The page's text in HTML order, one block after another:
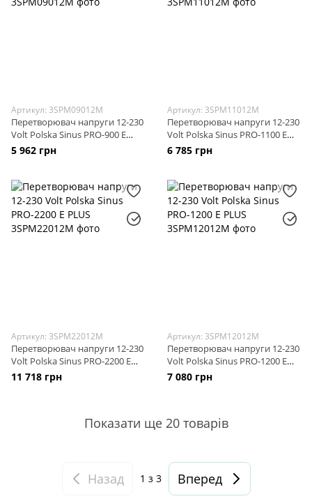
Артикул: 3SPM09012M
Перетворювач напруги 12-230
Volt Polska Sinus PRO-900 E
PLUS
5 962 грн
Артикул: 3SPM11012M
Перетворювач напруги 12-230
Volt Polska Sinus PRO-1100 E
PLUS
6 785 грн
Артикул: 3SPM22012M
Перетворювач напруги 12-230
Volt Polska Sinus PRO-2200 E
PLUS
11 718 грн
Артикул: 3SPM12012M
Перетворювач напруги 12-230
Volt Polska Sinus PRO-1200 E
PLUS
7 080 грн
Показати ще 20 товарів
Назад 1 з 3 Вперед